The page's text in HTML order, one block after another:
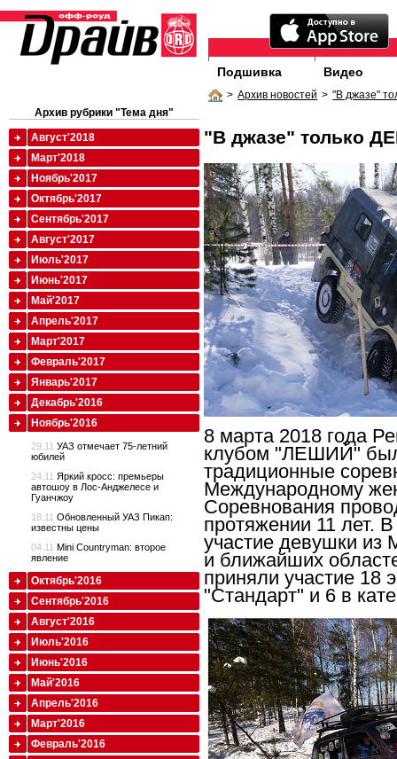
Подшивка Видео
> Архив новостей > "В джазе"
"В джазе" только
8 марта 2018 года
клубом "ЛЕШИЙ"
традиционные
Международному
Соревнования
протяжении 11 лет.
участие девушки из
и ближайших
приняли участие 18
"Стандарт" и 6 в
Архив рубрики "Тема дня"
Август'2018
Март'2018
Ноябрь'2017
Октябрь'2017
Сентябрь'2017
Август'2017
Июль'2017
Июнь'2017
Май'2017
Апрель'2017
Март'2017
Февраль'2017
Январь'2017
Декабрь'2016
Ноябрь'2016
29.11 УАЗ отмечает 75-летний
юбилей
24.11 Яркий кросс: премьеры
автошоу в Лос-Анджелесе и
Гуанчжоу
18.11 Обновленный УАЗ Пикап:
известны цены
04.11 Mini Countryman: второе
явление
Октябрь'2016
Сентябрь'2016
Август'2016
Июль'2016
Июнь'2016
Май'2016
Апрель'2016
Март'2016
Февраль'2016